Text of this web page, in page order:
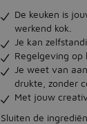
De keuken is
werkend kok.
Je kan
Regelgeving op
Je weet van
drukte, zonder
Met jouw
Sluiten de